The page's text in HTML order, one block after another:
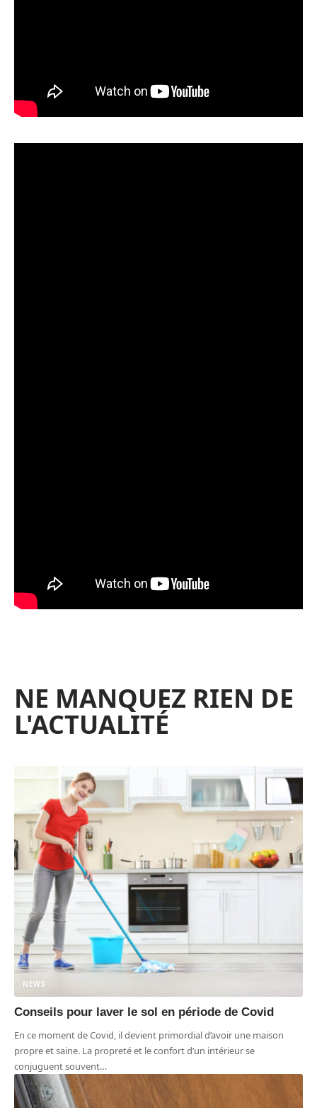
NE MANQUEZ RIEN DE
L'ACTUALITÉ
NEWS
Conseils pour laver le sol en période de Covid
En ce moment de Covid, il devient primordial d’avoir une maison
propre et saine. La propreté et le confort d’un intérieur se
conjuguent souvent…